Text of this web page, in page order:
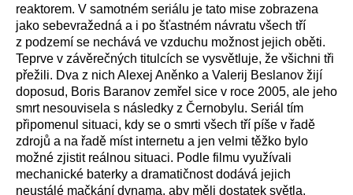
reaktorem. V samotném seriálu je tato mise zobrazena
jako sebevražedná a i po šťastném návratu všech tří
z podzemí se nechává ve vzduchu možnost jejich oběti.
Teprve v závěrečných titulcích se vysvětluje, že všichni tři
přežili. Dva z nich Alexej Aněnko a Valerij Beslanov žijí
doposud, Boris Baranov zemřel sice v roce 2005, ale jeho
smrt nesouvisela s následky z Černobylu. Seriál tím
připomenul situaci, kdy se o smrti všech tří píše v řadě
zdrojů a na řadě míst internetu a jen velmi těžko bylo
možné zjistit reálnou situaci. Podle filmu využívali
mechanické baterky a dramatičnost dodává jejich
neustálé mačkání dynama, aby měli dostatek světla.